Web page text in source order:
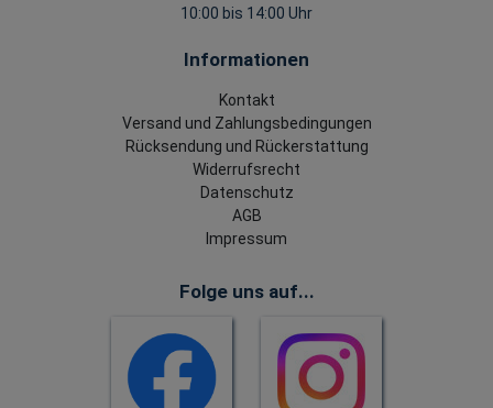
10:00 bis 14:00 Uhr
Informationen
Kontakt
Versand und Zahlungsbedingungen
Rücksendung und Rückerstattung
Widerrufsrecht
Datenschutz
AGB
Impressum
Folge uns auf...